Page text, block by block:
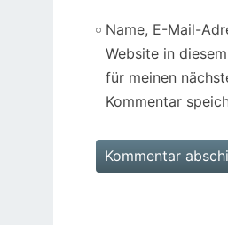
Name, E-Mail-
Website in
für meinen
Kommentar